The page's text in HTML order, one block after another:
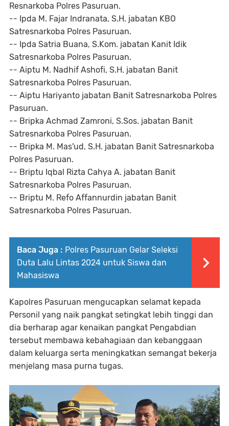
Resnarkoba Polres Pasuruan.
-- Ipda M. Fajar Indranata, S.H. jabatan KBO
Satresnarkoba Polres Pasuruan.
-- Ipda Satria Buana, S.Kom. jabatan Kanit Idik
Satresnarkoba Polres Pasuruan.
-- Aiptu M. Nadhif Ashofi, S.H. jabatan Banit
Satresnarkoba Polres Pasuruan.
-- Aiptu Hariyanto jabatan Banit Satresnarkoba Polres
Pasuruan.
-- Bripka Achmad Zamroni, S.Sos. jabatan Banit
Satresnarkoba Polres Pasuruan.
-- Bripka M. Mas'ud, S.H. jabatan Banit Satresnarkoba
Polres Pasuruan.
-- Briptu Iqbal Rizta Cahya A. jabatan Banit
Satresnarkoba Polres Pasuruan.
-- Briptu M. Refo Affannurdin jabatan Banit
Satresnarkoba Polres Pasuruan.
Baca Juga : Polres Pasuruan Gelar Seleksi
Duta Lalu Lintas 2024 untuk Siswa dan
Mahasiswa
Kapolres Pasuruan mengucapkan selamat kepada
Personil yang naik pangkat setingkat lebih tinggi dan
dia berharap agar kenaikan pangkat Pengabdian
tersebut membawa kebahagiaan dan kebanggaan
dalam keluarga serta meningkatkan semangat bekerja
menjelang masa purna tugas.